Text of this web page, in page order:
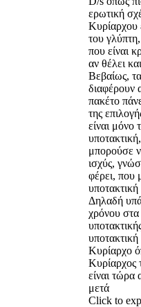
ερωτική
Κυρίαρχου
του
που είναι
αν θέλει
Βεβαίως,
διαφέρουν
πακέτο
της
είναι μόνο
μπορούσε
ισχύς,
φέρει, που
υποτακτική
Δηλαδή
χρόνου στα
υποτακτική
Κυρίαρχο
Κυρίαρχος
είναι τώρα
μετά
Click to